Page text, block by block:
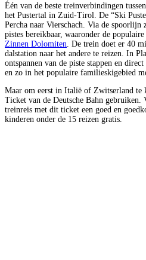
Één van de beste treinverbindingen
het Pustertal in Zuid-Tirol. De “Ski
Percha naar Vierschach. Via de
pistes bereikbaar, waaronder de populaire
Zinnen Dolomiten . De trein doet er 40
dalstation naar het andere te reizen. In
ontspannen van de piste stappen en
en zo in het populaire familieskigebied
Maar om eerst in Italië of Zwitserland te
Ticket van de Deutsche Bahn gebruiken.
treinreis met dit ticket een goed en
kinderen onder de 15 reizen gratis.